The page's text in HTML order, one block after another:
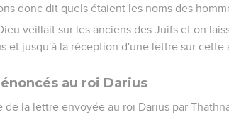
donc dit quels étaient les noms des
veillait sur les anciens des Juifs et on
et jusqu'à la réception d'une lettre sur cette
au roi Darius
de la lettre envoyée au roi Darius par